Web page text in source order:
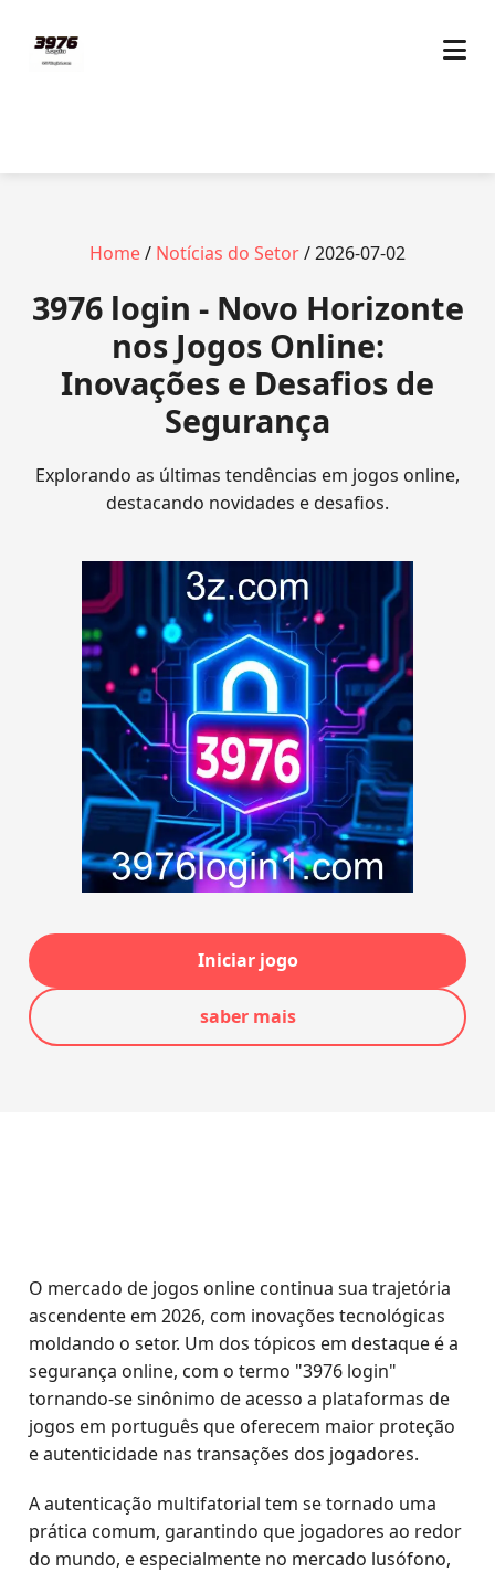
Home/ Notícias do Setor/ 2026-07-02
3976 login - Novo Horizonte
nos Jogos Online:
Inovações e Desafios de
Segurança
Explorando as últimas tendências em jogos online,
destacando novidades e desafios.
Iniciar jogo
saber mais
O mercado de jogos online continua sua trajetória
ascendente em 2026, com inovações tecnológicas
moldando o setor. Um dos tópicos em destaque é a
segurança online, com o termo "3976 login"
tornando-se sinônimo de acesso a plataformas de
jogos em português que oferecem maior proteção
e autenticidade nas transações dos jogadores.
A autenticação multifatorial tem se tornado uma
prática comum, garantindo que jogadores ao redor
do mundo, e especialmente no mercado lusófono,